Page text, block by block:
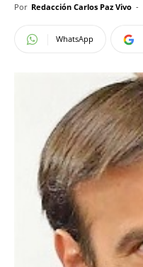
Por Redacción Carlos Paz Vivo -
WhatsApp